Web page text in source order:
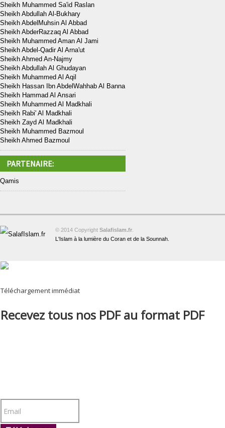
Sheikh Muhammed Sa'id Raslan
Sheikh Abdullah Al-Bukhary
Sheikh AbdelMuhsin Al Abbad
Sheikh AbderRazzaq Al Abbad
Sheikh Muhammed Aman Al Jami
Sheikh Abdel-Qadir Al Arna'ut
Sheikh Ahmed An-Najmy
Sheikh Abdullah Al Ghudayan
Sheikh Muhammed Al Aqil
Sheikh Hassan Ibn AbdelWahhab Al Banna
Sheikh Hammad Al Ansari
Sheikh Muhammed Al Madkhali
Sheikh Rabi' Al Madkhali
Sheikh Zayd Al Madkhali
Sheikh Muhammed Bazmoul
Sheikh Ahmed Bazmoul
PARTENAIRE:
Qamis
© 2014 Copyright Salafislam.fr
L'Islam à la lumière du Coran et de la Sounnah.
Téléchargement immédiat
Recevez tous nos PDF au format PDF